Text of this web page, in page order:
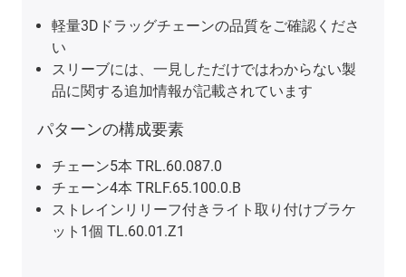
軽量3Dドラッグチェーンの品質をご確認くださ
い
スリーブには、一見しただけではわからない製
品に関する追加情報が記載されています
パターンの構成要素
チェーン5本 TRL.60.087.0
チェーン4本 TRLF.65.100.0.B
ストレインリリーフ付きライト取り付けブラケ
ット1個 TL.60.01.Z1